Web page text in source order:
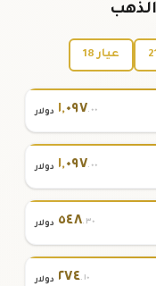
عيار 18
١,٠٩٧.٠٠ دولار
١,٠٩٧.٠٠ دولار
٥٤٨.٣٠ دولار
٢٧٤.١٠ دولار